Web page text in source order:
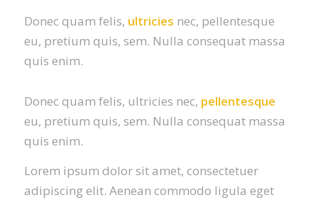
Donec quam felis, ultricies nec, pellentesque
eu, pretium quis, sem. Nulla consequat massa
quis enim.
Donec quam felis, ultricies nec, pellentesque
eu, pretium quis, sem. Nulla consequat massa
quis enim.
Lorem ipsum dolor sit amet, consectetuer
adipiscing elit. Aenean commodo ligula eget